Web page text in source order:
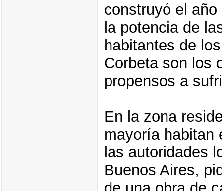
construyó el
la potencia de
habitantes de
Corbeta son los
propensos a
En la zona
mayoría habitan
las autoridades
Buenos Aires,